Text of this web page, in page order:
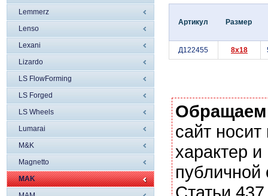
Lemmerz
Lenso
Lexani
Lizardo
LS FlowForming
LS Forged
LS Wheels
Lumarai
M&K
Magnetto
MAK
Артикул Размер
Д122455 8x18
сайт
характер